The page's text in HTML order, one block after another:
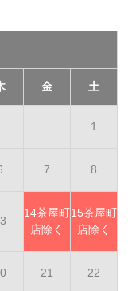
金 土
1
7 8
14茶屋町
店除く
15茶屋町
店除く
21 22